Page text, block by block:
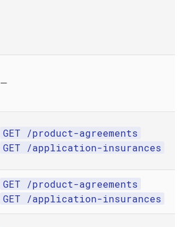
—
GET /product-agreements
GET /application-insurances
GET /product-agreements
GET /application-insurances